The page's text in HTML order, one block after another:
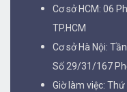
Cơ sở HCM: 06
TP.HCM
Cơ sở Hà Nội:
Số 29/31/167
Giờ làm việc: